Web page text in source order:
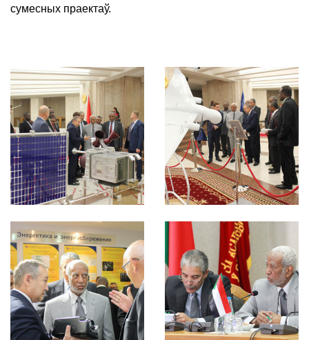
сумесных праектаў.